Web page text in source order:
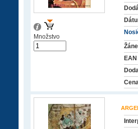
EAN
Množstvo